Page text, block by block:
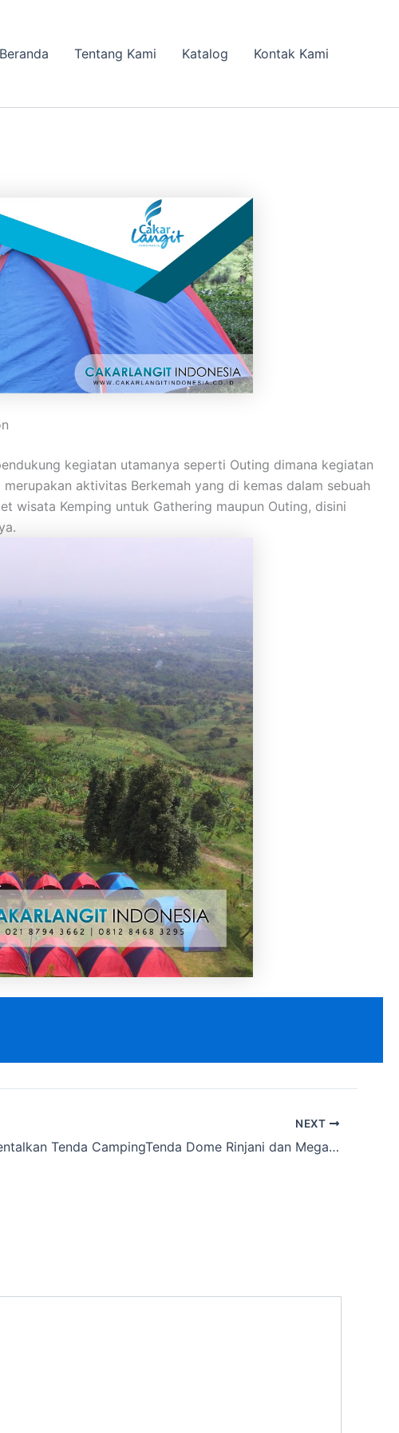
Beranda Tentang Kami Katalog Kontak Kami
kegiatan utamanya seperti Outing dimana kegiatan
aktivitas Berkemah yang di kemas dalam sebuah
wisata Kemping untuk Gathering maupun Outing, disini
NEXT
Merentalkan Tenda CampingTenda Dome Rinjani dan Megaphone Terbesar Cibanten,Pangandaran